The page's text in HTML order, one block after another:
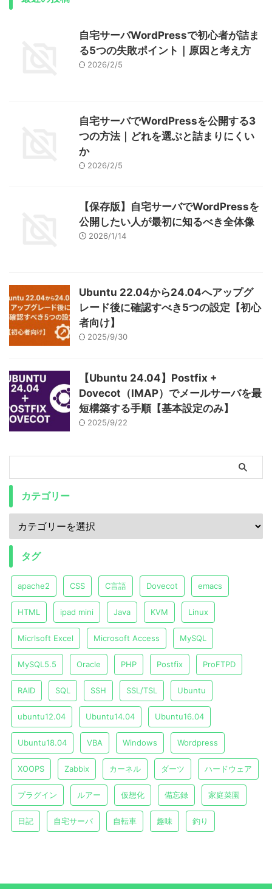
自宅サーバWordPressで初心者が詰ま
る5つの失敗ポイント｜原因と考え方
2026/2/5
自宅サーバでWordPressを公開する3
つの方法｜どれを選ぶと詰まりにくい
か
2026/2/5
【保存版】自宅サーバでWordPressを
公開したい人が最初に知るべき全体像
2026/1/14
Ubuntu 22.04から24.04へアップグ
レード後に確認すべき5つの設定【初心
者向け】
2025/9/30
【Ubuntu 24.04】Postfix +
Dovecot（IMAP）でメールサーバを最
短構築する手順【基本設定のみ】
2025/9/22
カテゴリー
タグ
apache2 CSS C言語 Dovecot emacs
HTML ipad mini Java KVM Linux
Micrlsoft Excel Microsoft Access MySQL
MySQL5.5 Oracle PHP Postfix ProFTPD
RAID SQL SSH SSL/TSL Ubuntu
ubuntu12.04 Ubuntu14.04 Ubuntu16.04
Ubuntu18.04 VBA Windows Wordpress
XOOPS Zabbix カーネル ダーツ ハードウェア
プラグイン ルアー 仮想化 備忘録 家庭菜園
日記 自宅サーバ 自転車 趣味 釣り